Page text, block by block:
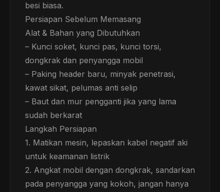
besi biasa.
Persiapan Sebelum Memasang
Alat & Bahan yang Dibutuhkan
– Kunci soket, kunci pas, kunci torsi,
dongkrak dan penyangga mobil
– Paking header baru, minyak penetrasi,
kawat sikat, pelumas anti selip
– Baut dan mur pengganti jika yang lama
sudah berkarat
Langkah Persiapan
1. Matikan mesin, lepaskan kabel negatif aki
untuk keamanan listrik
2. Angkat mobil dengan dongkrak, sandarkan
pada penyangga yang kokoh, jangan hanya